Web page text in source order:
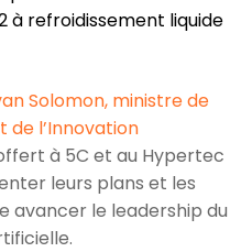
à refroidissement liquide
Solomon, ministre de
de l’Innovation
à 5C et au Hypertec
leurs plans et les
avancer le leadership du